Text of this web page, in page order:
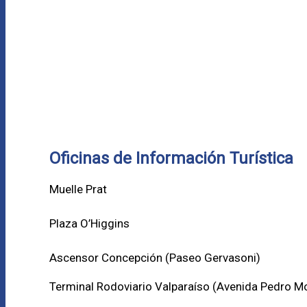
Oficinas de Información Turística
Muelle Prat
Plaza O’Higgins
Ascensor Concepción (Paseo Gervasoni)
Terminal Rodoviario Valparaíso (Avenida Pedro